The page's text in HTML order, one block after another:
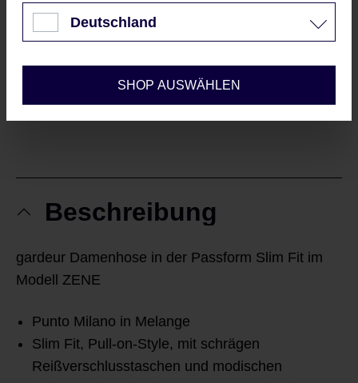
Sieht gut aus?
|
Beschreibung
gardeur Damenhose in der Passform Slim Fit im
Modell ZENE
Punto Milano in Melange
Slim Fit, Pull-on-Style, mit schrägen
Reißverschlusstaschen und modischen
Deutschland
SHOP AUSWÄHLEN